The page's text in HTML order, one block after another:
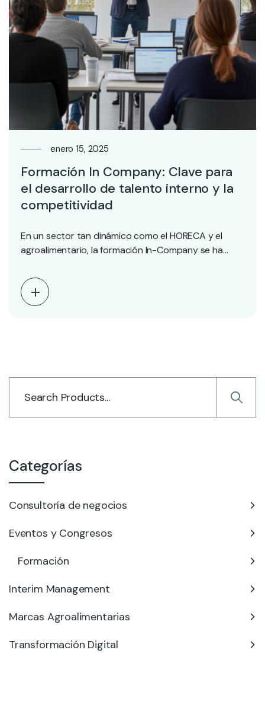
enero 15, 2025
Formación In Company: Clave para
el desarrollo de talento interno y la
competitividad
En un sector tan dinámico como el HORECA y el
agroalimentario, la formación In-Company se ha…
Categorías
Consultoría de negocios
Eventos y Congresos
Formación
Interim Management
Marcas Agroalimentarias
Transformación Digital